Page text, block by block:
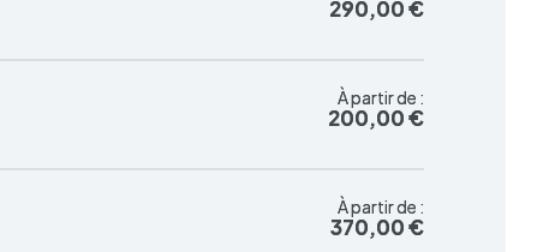
290,00 €
290,00 €
À partir de :
200,00 €
À partir de :
200,00 €
À partir de :
370,00 €
À partir de :
370,00 €